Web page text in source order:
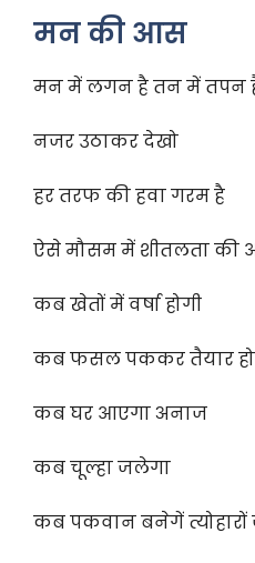
मन की आस
मन में लगन है तन में तपन
नजर उठाकर देखो
हर तरफ की हवा गरम है
ऐसे मौसम में शीतलता की
कब खेतों में वर्षा होगी
कब फसल पककर तैयार
कब घर आएगा अनाज
कब चूल्हा जलेगा
कब पकवान बनेगें